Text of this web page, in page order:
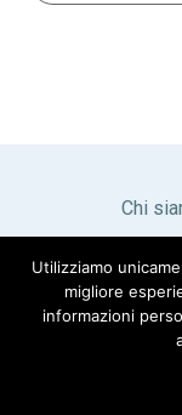
Chi
Utilizziamo
migliore
informazioni